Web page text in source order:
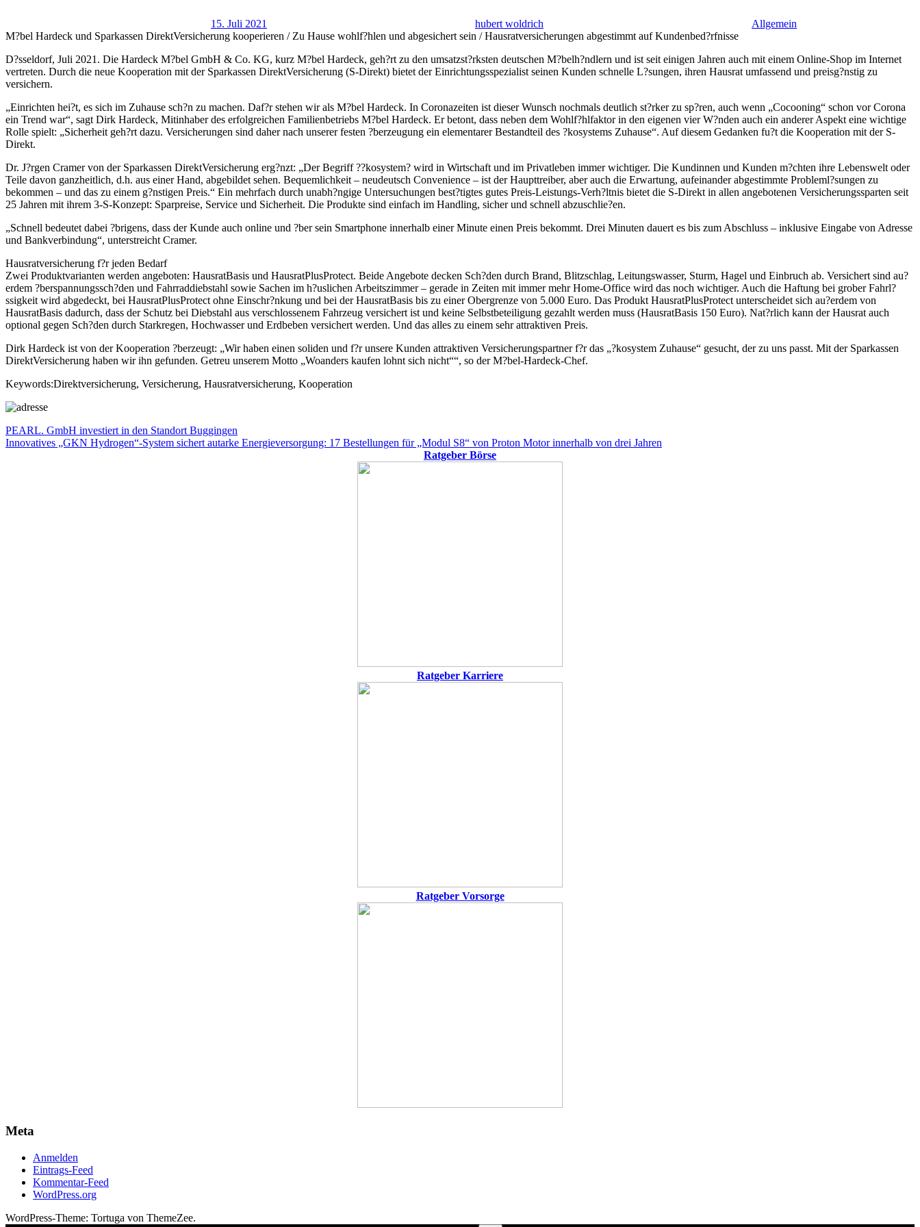
15. Juli 2021 hubert woldrich
Allgemein
M?bel Hardeck und Sparkassen DirektVersicherung kooperieren / Zu Hause wohlf?hlen und abgesichert sein / Hausratversicherungen abgestimmt auf Kundenbed?rfnisse
D?sseldorf, Juli 2021. Die Hardeck M?bel GmbH & Co. KG, kurz M?bel Hardeck, geh?rt zu den umsatzst?rksten deutschen M?belh?ndlern und ist seit einigen Jahren auch mit einem Online-Shop im Internet
vertreten. Durch die neue Kooperation mit der Sparkassen DirektVersicherung (S-Direkt) bietet der Einrichtungsspezialist seinen Kunden schnelle L?sungen, ihren Hausrat umfassend und preisg?nstig zu
versichern.
„Einrichten hei?t, es sich im Zuhause sch?n zu machen. Daf?r stehen wir als M?bel Hardeck. In Coronazeiten ist dieser Wunsch nochmals deutlich st?rker zu sp?ren, auch wenn „Cocooning“ schon vor Corona
ein Trend war“, sagt Dirk Hardeck, Mitinhaber des erfolgreichen Familienbetriebs M?bel Hardeck. Er betont, dass neben dem Wohlf?hlfaktor in den eigenen vier W?nden auch ein anderer Aspekt eine wichtige
Rolle spielt: „Sicherheit geh?rt dazu. Versicherungen sind daher nach unserer festen ?berzeugung ein elementarer Bestandteil des ?kosystems Zuhause“. Auf diesem Gedanken fu?t die Kooperation mit der S-
Direkt.
Dr. J?rgen Cramer von der Sparkassen DirektVersicherung erg?nzt: „Der Begriff ??kosystem? wird in Wirtschaft und im Privatleben immer wichtiger. Die Kundinnen und Kunden m?chten ihre Lebenswelt oder
Teile davon ganzheitlich, d.h. aus einer Hand, abgebildet sehen. Bequemlichkeit – neudeutsch Convenience – ist der Haupttreiber, aber auch die Erwartung, aufeinander abgestimmte Probleml?sungen zu
bekommen – und das zu einem g?nstigen Preis.“ Ein mehrfach durch unabh?ngige Untersuchungen best?tigtes gutes Preis-Leistungs-Verh?ltnis bietet die S-Direkt in allen angebotenen Versicherungssparten seit
25 Jahren mit ihrem 3-S-Konzept: Sparpreise, Service und Sicherheit. Die Produkte sind einfach im Handling, sicher und schnell abzuschlie?en.
„Schnell bedeutet dabei ?brigens, dass der Kunde auch online und ?ber sein Smartphone innerhalb einer Minute einen Preis bekommt. Drei Minuten dauert es bis zum Abschluss – inklusive Eingabe von Adresse
und Bankverbindung“, unterstreicht Cramer.
Hausratversicherung f?r jeden Bedarf
Zwei Produktvarianten werden angeboten: HausratBasis und HausratPlusProtect. Beide Angebote decken Sch?den durch Brand, Blitzschlag, Leitungswasser, Sturm, Hagel und Einbruch ab. Versichert sind au?
erdem ?berspannungssch?den und Fahrraddiebstahl sowie Sachen im h?uslichen Arbeitszimmer – gerade in Zeiten mit immer mehr Home-Office wird das noch wichtiger. Auch die Haftung bei grober Fahrl?
ssigkeit wird abgedeckt, bei HausratPlusProtect ohne Einschr?nkung und bei der HausratBasis bis zu einer Obergrenze von 5.000 Euro. Das Produkt HausratPlusProtect unterscheidet sich au?erdem von
HausratBasis dadurch, dass der Schutz bei Diebstahl aus verschlossenem Fahrzeug versichert ist und keine Selbstbeteiligung gezahlt werden muss (HausratBasis 150 Euro). Nat?rlich kann der Hausrat auch
optional gegen Sch?den durch Starkregen, Hochwasser und Erdbeben versichert werden. Und das alles zu einem sehr attraktiven Preis.
Dirk Hardeck ist von der Kooperation ?berzeugt: „Wir haben einen soliden und f?r unsere Kunden attraktiven Versicherungspartner f?r das „?kosystem Zuhause“ gesucht, der zu uns passt. Mit der Sparkassen
DirektVersicherung haben wir ihn gefunden. Getreu unserem Motto „Woanders kaufen lohnt sich nicht““, so der M?bel-Hardeck-Chef.
Keywords:Direktversicherung, Versicherung, Hausratversicherung, Kooperation
Beitragsnavigation
Vorheriger
Beitrag:
PEARL. GmbH investiert in den Standort Buggingen
Nächster
Innovatives „GKN Hydrogen“-System sichert autarke Energieversorgung: 17 Bestellungen für „Modul S8“ von Proton Motor innerhalb von drei Jahren
Ratgeber Börse
Ratgeber Karriere
Ratgeber Vorsorge
Meta
Anmelden
Eintrags-Feed
Kommentar-Feed
WordPress.org
WordPress-Theme: Tortuga von ThemeZee.